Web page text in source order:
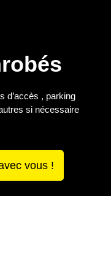
d’accès , parking
si nécessaire
vous !